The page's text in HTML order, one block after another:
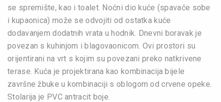
se spremište, kao i toalet. Noćni dio kuće (spavaće sobe
i kupaonica) može se odvojiti od ostatka kuće
dodavanjem dodatnih vrata u hodnik. Dnevni boravak je
povezan s kuhinjom i blagovaonicom. Ovi prostori su
orijentirani na vrt s kojim su povezani preko natkrivene
terase. Kuća je projektirana kao kombinacija bijele
završne žbuke u kombinaciji s oblogom od crvene opeke.
Stolarija je PVC antracit boje.